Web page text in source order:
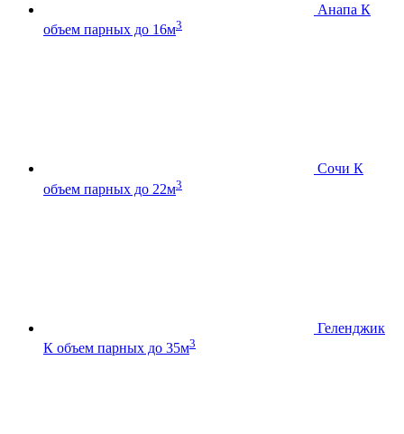
Анапа К
объем парных до 16м3
Сочи К
объем парных до 22м3
Геленджик
К объем парных до 35м3